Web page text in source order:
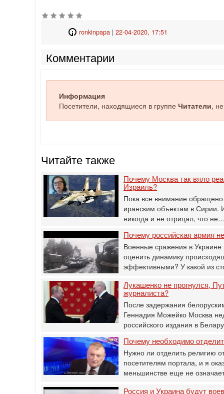
ronkinpapa| 22-04-2020, 17:51
Комментарии
Информация
Посетители, находящиеся в группе Читатели,
Читайте также
Почему Москва так вяло
Израиль?
Пока все внимание
иранским объектам в Сирии.
никогда и не отрицал, что
Почему российская армия
Военные сражения в
оценить динамику
эффективными? У какой из
Лукашенко не прогнулся,
журналиста?
После задержания
‎Геннадия Можейко Москва
российского издания в
Почему необходимо
Нужно ли отделить религию
посетителям портала, и я
меньшинстве еще не
Россия и Украина будут